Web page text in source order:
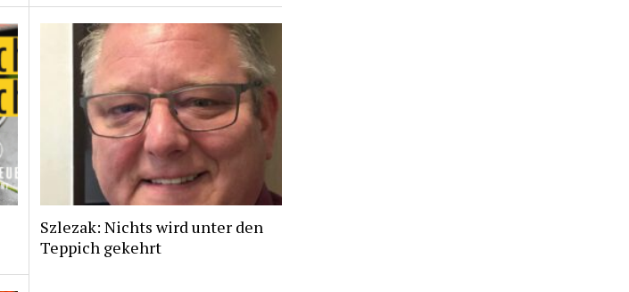
Szlezak: Nichts wird unter den
Teppich gekehrt